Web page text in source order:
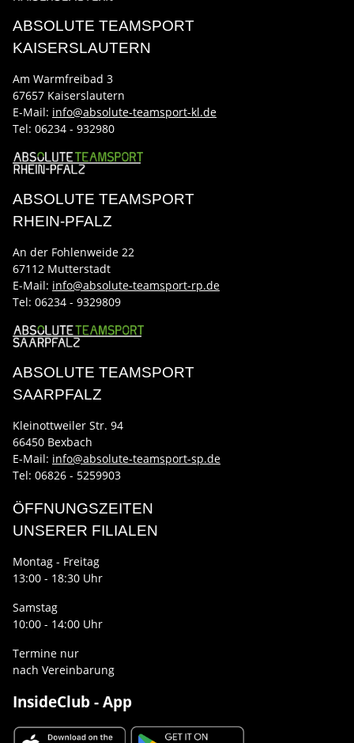
ABSOLUTE TEAMSPORT
KAISERSLAUTERN
Am Warmfreibad 3
67657 Kaiserslautern
E-Mail: info@absolute-teamsport-kl.de
Tel: 06234 - 932980
ABSOLUTE TEAMSPORT
RHEIN-PFALZ
An der Fohlenweide 22
67112 Mutterstadt
E-Mail: info@absolute-teamsport-rp.de
Tel: 06234 - 9329809
ABSOLUTE TEAMSPORT
SAARPFALZ
Kleinottweiler Str. 94
66450 Bexbach
E-Mail: info@absolute-teamsport-sp.de
Tel: 06826 - 5259903
ÖFFNUNGSZEITEN
UNSERER FILIALEN
Montag - Freitag
13:00 - 18:30 Uhr
Samstag
10:00 - 14:00 Uhr
Termine nur
nach Vereinbarung
InsideClub - App